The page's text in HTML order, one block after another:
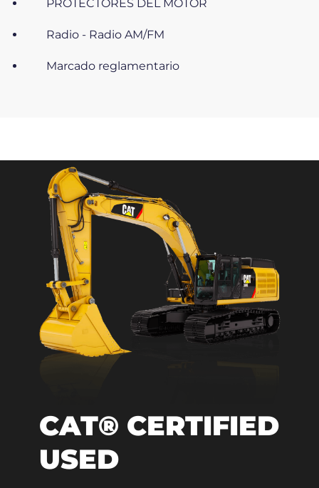
PROTECTORES DEL MOTOR
Radio - Radio AM/FM
Marcado reglamentario
CAT® CERTIFIED
USED